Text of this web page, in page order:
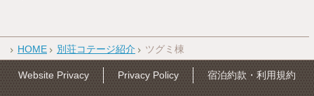
HOME 別荘コテージ紹介 ツグミ棟
Website Privacy Privacy Policy 宿泊約款・利用規約